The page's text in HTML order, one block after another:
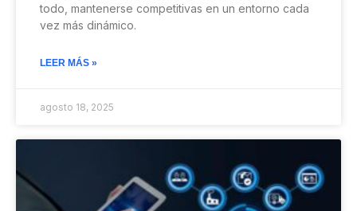
todo, mantenerse competitivas en un entorno cada
vez más dinámico.
LEER MÁS »
agosto 18, 2025